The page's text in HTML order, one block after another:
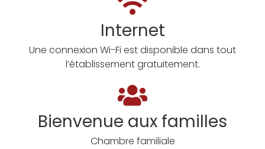
Internet
Une connexion Wi-Fi est disponible dans tout
l’établissement gratuitement.
Bienvenue aux familles
Chambre familiale